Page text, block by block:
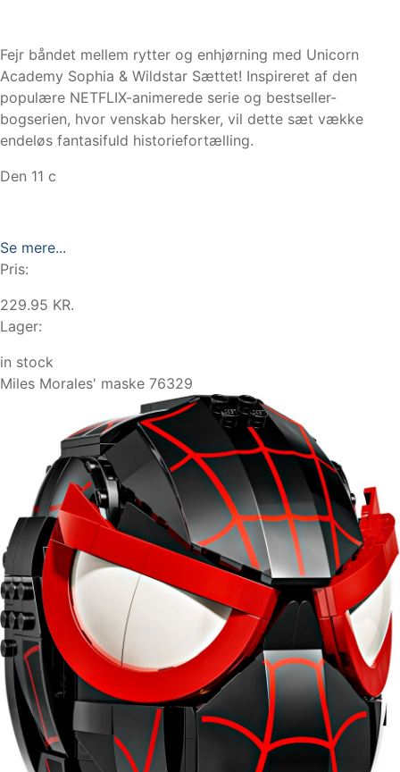
Fejr båndet mellem rytter og enhjørning med Unicorn
Academy Sophia & Wildstar Sættet! Inspireret af den
populære NETFLIX-animerede serie og bestseller-
bogserien, hvor venskab hersker, vil dette sæt vække
endeløs fantasifuld historiefortælling.
Den 11 c
Se mere...
Pris:
229.95 KR.
Lager:
in stock
Miles Morales' maske 76329